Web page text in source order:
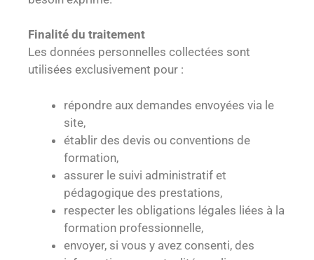
Finalité du traitement
Les données personnelles collectées sont
utilisées exclusivement pour :
répondre aux demandes envoyées via le
site,
établir des devis ou conventions de
formation,
assurer le suivi administratif et
pédagogique des prestations,
respecter les obligations légales liées à la
formation professionnelle,
envoyer, si vous y avez consenti, des